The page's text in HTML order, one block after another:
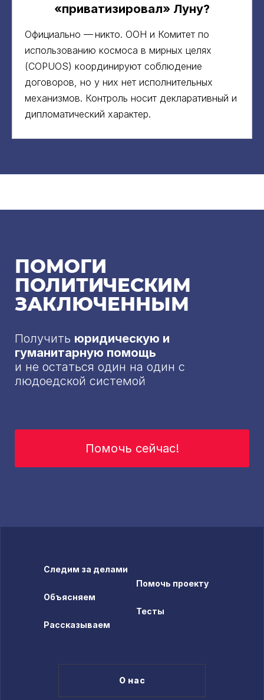
«приватизировал» Луну?
Официально — никто. ООН и Комитет по
использованию космоса в мирных целях
(COPUOS) координируют соблюдение
договоров, но у них нет исполнительных
механизмов. Контроль носит декларативный и
дипломатический характер.
ПОМОГИ
ПОЛИТИЧЕСКИМ
ЗАКЛЮЧЕННЫМ
Получить юридическую и
гуманитарную помощь
и не остаться один на один с
людоедской системой
Помочь сейчас!
Следим за делами
Объясняем
Рассказываем
Помочь проекту
Тесты
О нас